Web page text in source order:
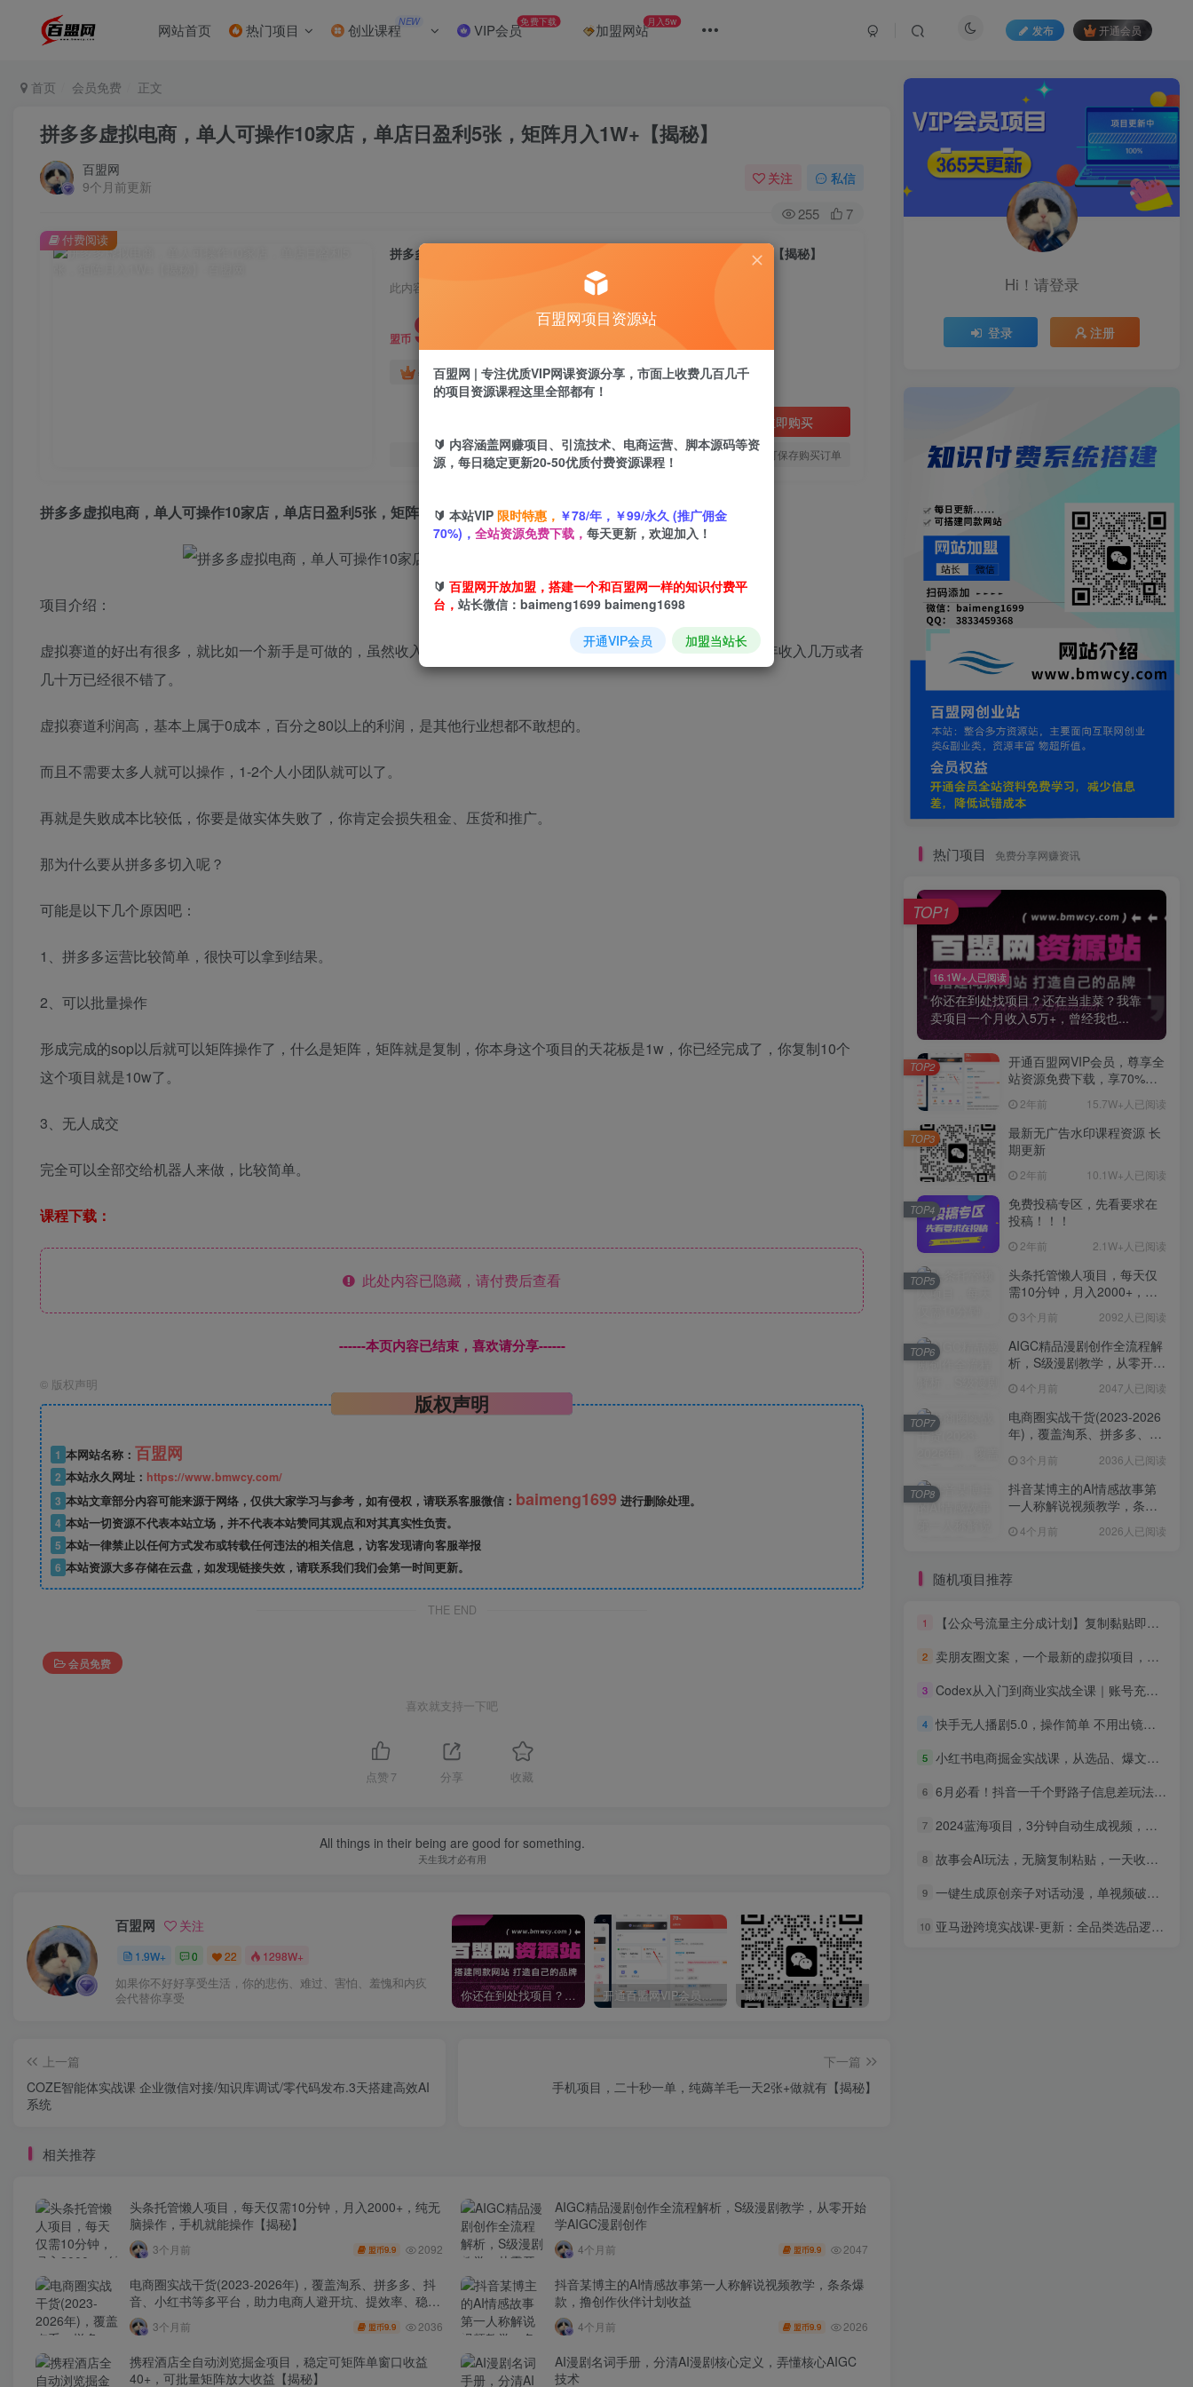
网站首页 热门项目 创业课程NEW VIP会员免费下载 加盟网站月入5w
发布 开通会员
首页 会员免费 正文
拼多多虚拟电商，单人可操作10家店，单店日盈利5张，矩阵月入1W+【揭秘】
百盟网
9个月前更新
关注 私信
255 7
拼多多虚拟电商，单人可操作10家店，单店日盈利5张，矩阵月入1W+【揭秘】
此内容为付费阅读，请付费后查看
盟币 9.9
年卡会员免费 永久会员免费
立即购买
您当前未登录！建议登陆后购买，可保存购买订单
付费阅读
拼多多虚拟电商，单人可操作10家店，单店日盈利5张，矩阵月入1W+【揭秘】
项目介绍：
虚拟赛道的好出有很多，就比如一个新手是可做的，虽然收入的天花板不是那么高，但是对于普通人来说，一个副业年收入几万或者
几十万已经很不错了。
虚拟赛道利润高，基本上属于0成本，百分之80以上的利润，是其他行业想都不敢想的。
而且不需要太多人就可以操作，1-2个人小团队就可以了。
再就是失败成本比较低，你要是做实体失败了，你肯定会损失租金、压货和推广。
那为什么要从拼多多切入呢？
可能是以下几个原因吧：
1、拼多多运营比较简单，很快可以拿到结果。
2、可以批量操作
形成完成的sop以后就可以矩阵操作了，什么是矩阵，矩阵就是复制，你本身这个项目的天花板是1w，你已经完成了，你复制10个
这个项目就是10w了。
3、无人成交
完全可以全部交给机器人来做，比较简单。
课程下载：
此处内容已隐藏，请付费后查看
------本页内容已结束，喜欢请分享------
© 版权声明
版权声明
1 本网站名称： 百盟网
2 本站永久网址： https://www.bmwcy.com/
3 本站文章部分内容可能来源于网络，仅供大家学习与参考，如有侵权，请联系客服微信： baimeng1699 进行删除处理。
4 本站一切资源不代表本站立场，并不代表本站赞同其观点和对其真实性负责。
5 本站一律禁止以任何方式发布或转载任何违法的相关信息，访客发现请向客服举报
6 本站资源大多存储在云盘，如发现链接失效，请联系我们我们会第一时间更新。
THE END
会员免费
喜欢就支持一下吧
点赞 7 分享 收藏
All things in their being are good for something.
天生我才必有用
百盟网 关注
1.9W+ 0 22 1298W+
如果你不好好享受生活，你的悲伤、难过、害怕、羞愧和内疚
会代替你享受
你还在到处找项目？还在当韭菜？我靠卖项目一个月收入5万+，曾经我也是个失败者。 最新无广告水印课程资源 长期更新
上一篇
COZE智能体实战课 企业微信对接/知识库调试/零代码发布.3天搭建高效AI
系统
下一篇
手机项目，二十秒一单，纯薅羊毛一天2张+做就有【揭秘】
相关推荐
头条托管懒人项目，每天仅需10分钟，月入2000+，纯无
脑操作，手机就能操作【揭秘】
3个月前 盟币9.9 2092
AIGC精品漫剧创作全流程解析，S级漫剧教学，从零开始
学AIGC漫剧创作
4个月前 盟币9.9 2047
电商圈实战干货(2023-2026年)，覆盖淘系、拼多多、抖
音、小红书等多平台，助力电商人避开坑、提效率、稳盈
利(更新4月)
3个月前 盟币9.9 2036
抖音某博主的AI情感故事第一人称解说视频教学，条条爆
款，撸创作伙伴计划收益
4个月前 盟币9.9 2026
携程酒店全自动浏览掘金项目，稳定可矩阵单窗口收益
40+，可批量矩阵放大收益【揭秘】
AI漫剧名词手册，分清AI漫剧核心定义，弄懂核心AIGC
技术
Hi！请登录
登录 注册
热门项目 免费分享网赚资讯
16.1W+人已阅读
你还在到处找项目？还在当韭菜？我靠
卖项目一个月收入5万+，曾经我也...
TOP1
开通百盟网VIP会员，尊享全
站资源免费下载，享70%的
惠】2年前 15.7W+人已阅读
TOP2
最新无广告水印课程资源 长
期更新
2年前 10.1W+人已阅读
TOP3
免费投稿专区，先看要求在
投稿！！！
2年前 2.1W+人已阅读
TOP4
头条托管懒人项目，每天仅
需10分钟，月入2000+，纯
【揭秘】
3个月前 2092人已阅读
TOP5
AIGC精品漫剧创作全流程解
析，S级漫剧教学，从零开始
4个月前 2047人已阅读
TOP6
电商圈实战干货(2023-2026
年)，覆盖淘系、拼多多、抖
电商人避开坑、提效率、稳
盈利(更新4月)
3个月前 2036人已阅读
TOP7
抖音某博主的AI情感故事第
一人称解说视频教学，条条
4个月前 2026人已阅读
TOP8
随机项目推荐
1 【公众号流量主分成计划】复制黏贴即可，单日稳定变现300+
2 卖朋友圈文案，一个最新的虚拟项目，月入4W+（教程+素材）
3 Codex从入门到商业实战全课｜账号充值部署、AI工具联动、核心功能精讲、自动化搭建、全站项目开发零基础教程
4 快手无人播剧5.0，操作简单 不用出镜，日入500+小白看了也能轻松上手
5 小红书电商掘金实战课，从选品、爆文到店群矩阵，手把手教你实现单店月入3万+(更新26年
6 6月必看！抖音一千个野路子信息差玩法，打通引流变现任督二脉
7 2024蓝海项目，3分钟自动生成视频，月入过万
8 故事会AI玩法，无脑复制粘贴，一天收入200＋
9 一键生成原创亲子对话动漫，单视频破千万播放，多种变现方式，日入1000+
10 亚马逊跨境实战课-更新：全品类选品逻辑｜SP/SB/SD广告精细化｜新品打爆旺季爆单全套运营教程
百盟网项目资源站
百盟网 | 专注优质VIP网课资源分享，市面上收费几百几千
的项目资源课程这里全部都有！
🔰 内容涵盖网赚项目、引流技术、电商运营、脚本源码等资
源，每日稳定更新20-50优质付费资源课程！
🔰 本站VIP 限时特惠， ￥78/年，￥99/永久 (推广佣金
70%)， 全站资源免费下载， 每天更新，欢迎加入！
🔰 百盟网开放加盟，搭建一个和百盟网一样的知识付费平
台， 站长微信：baimeng1699 baimeng1698
开通VIP会员 加盟当站长